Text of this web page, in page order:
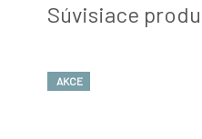
Súvisiace
AKCE